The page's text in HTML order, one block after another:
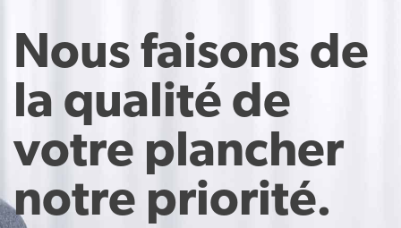
Nous faisons de
la qualité de
votre plancher
notre priorité.